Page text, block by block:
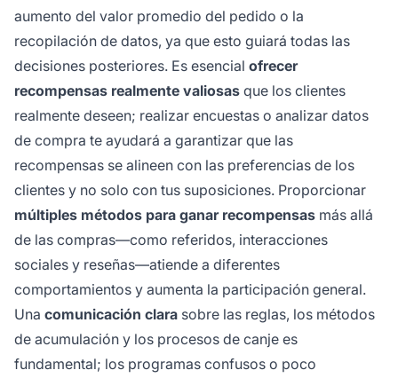
aumento del valor promedio del pedido o la
recopilación de datos, ya que esto guiará todas las
decisiones posteriores. Es esencial ofrecer
recompensas realmente valiosas que los clientes
realmente deseen; realizar encuestas o analizar datos
de compra te ayudará a garantizar que las
recompensas se alineen con las preferencias de los
clientes y no solo con tus suposiciones. Proporcionar
múltiples métodos para ganar recompensas más allá
de las compras—como referidos, interacciones
sociales y reseñas—atiende a diferentes
comportamientos y aumenta la participación general.
Una comunicación clara sobre las reglas, los métodos
de acumulación y los procesos de canje es
fundamental; los programas confusos o poco